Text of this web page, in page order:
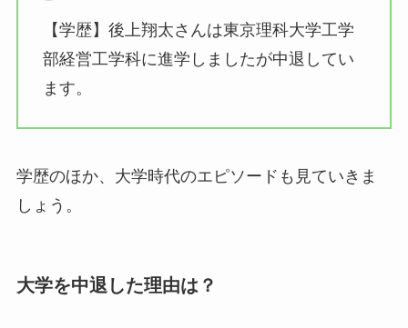
【学歴】後上翔太さんは東京理科大学工学
部経営工学科に進学しましたが中退してい
ます。
学歴のほか、大学時代のエピソードも見ていきま
しょう。
大学を中退した理由は？